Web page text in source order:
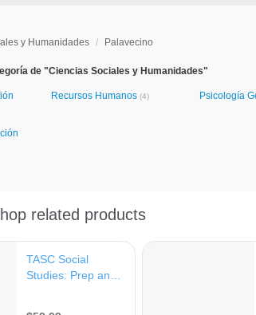
y Humanidades / Palavecino
de "Ciencias Sociales y Humanidades"
Recursos Humanos (4) Psicología